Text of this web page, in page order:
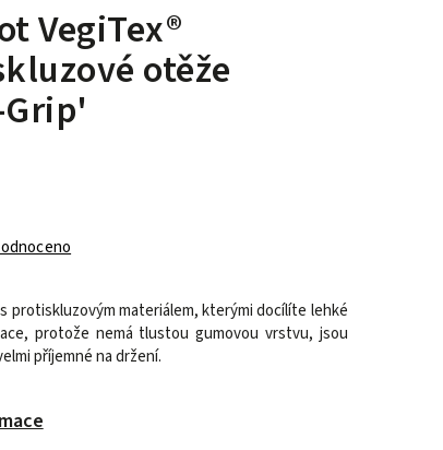
VegiTex®
otěže
protiskluzovým materiálem, kterými docílíte lehké
protože nemá tlustou gumovou vrstvu, jsou
příjemné na držení.